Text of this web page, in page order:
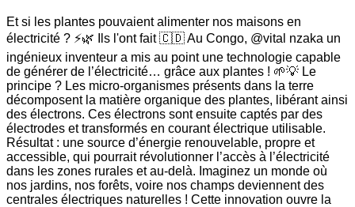
Et si les plantes pouvaient alimenter nos maisons en
électricité ? ⚡🌿 Ils l'ont fait 🇨🇩 Au Congo, @vital nzaka un
ingénieux inventeur a mis au point une technologie capable
de générer de l’électricité… grâce aux plantes ! 🌱💡 Le
principe ? Les micro-organismes présents dans la terre
décomposent la matière organique des plantes, libérant ainsi
des électrons. Ces électrons sont ensuite captés par des
électrodes et transformés en courant électrique utilisable.
Résultat : une source d’énergie renouvelable, propre et
accessible, qui pourrait révolutionner l’accès à l’électricité
dans les zones rurales et au-delà. Imaginez un monde où
nos jardins, nos forêts, voire nos champs deviennent des
centrales électriques naturelles ! Cette innovation ouvre la